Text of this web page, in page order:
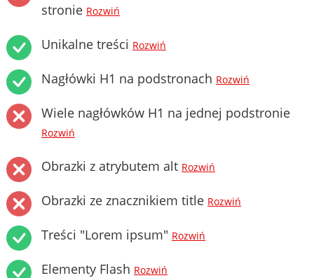
stronie Rozwiń
Unikalne treści Rozwiń
Nagłówki H1 na podstronach Rozwiń
Wiele nagłówków H1 na jednej podstronie
Rozwiń
Obrazki z atrybutem alt Rozwiń
Obrazki ze znacznikiem title Rozwiń
Treści "Lorem ipsum" Rozwiń
Elementy Flash Rozwiń